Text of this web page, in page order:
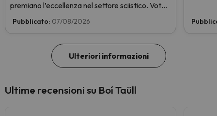
premiano l’eccellenza nel settore sciistico. Vota
subito e aiutaci a arrivare in cima!
Pubblicato: 07/08/2026
Ulteriori informazioni
Ultime recensioni su Boí Taüll